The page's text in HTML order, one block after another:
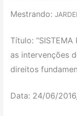
Mestrando:
Título: “SISTEMA
as intervenções
direitos
Data: 24/06/